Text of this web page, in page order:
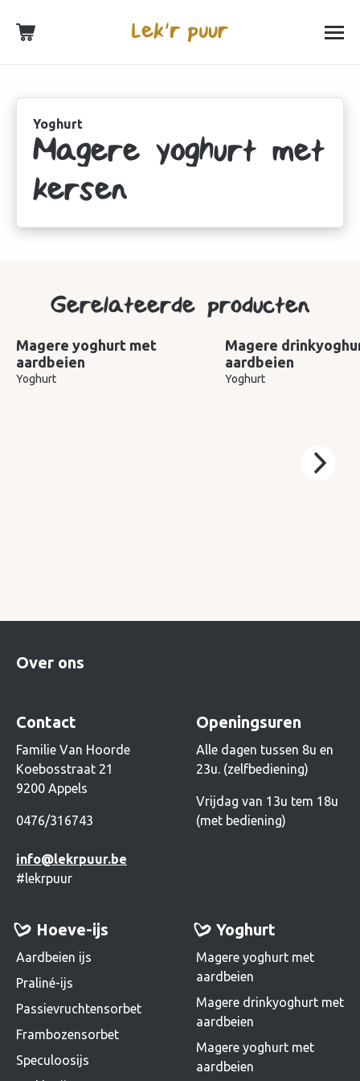
Yoghurt
Magere yoghurt met
kersen
Gerelateerde producten
Magere yoghurt met
aardbeien
Yoghurt
Magere
aardbeien
Yoghurt
Over ons
Contact
Familie Van Hoorde
Koebosstraat 21
9200 Appels
0476/316743
info@lekrpuur.be
#lekrpuur
Openingsuren
Alle dagen tussen 8u en
23u. (zelfbediening)
Vrijdag van 13u tem 18u
(met bediening)
Hoeve-ijs
Aardbeien ijs
Praliné-ijs
Passievruchtensorbet
Frambozensorbet
Speculoosijs
Yoghurt
Magere yoghurt met
aardbeien
Magere drinkyoghurt met
aardbeien
Magere yoghurt met
aardbeien